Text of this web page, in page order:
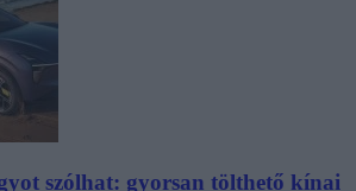
szólhat: gyorsan tölthető kínai